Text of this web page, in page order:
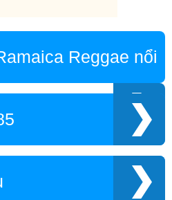
Reggae nổi